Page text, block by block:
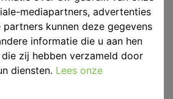
p/st
Roestvrij Staal
mediapartners, advertenties
partners kunnen deze gegevens
informatie die u aan hen
zij hebben verzameld door
diensten. Lees onze